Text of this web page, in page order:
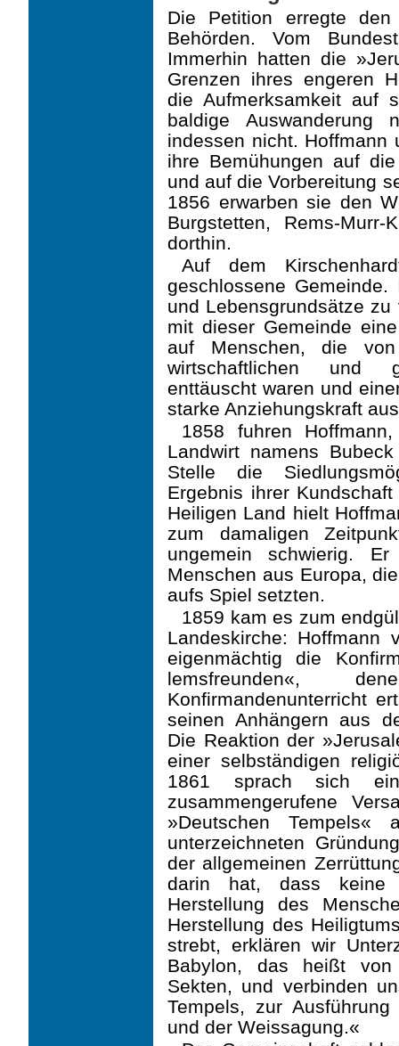
Die Petition erregte den
Behörden. Vom
Immerhin hatten die
Grenzen ihres engeren
die Aufmerksamkeit auf
baldige Auswanderung
indessen nicht. Hoffmann
ihre Bemühungen auf
und auf die Vorbereitung
1856 erwar­ben sie den
Burgstetten, Rems-
dorthin.
Auf dem
geschlossene
und Lebensgrundsätze
mit dieser Gemeinde
auf Menschen, die
wirtschaftlichen und
enttäuscht waren und
starke Anziehungskraft
1858 fuhren
Landwirt namens
Stelle die
Ergebnis ihrer
Heiligen Land hielt
zum damaligen
ungemein schwierig.
Menschen aus Europa,
aufs Spiel setzten.
1859 kam es zum
Landeskirche: Hoffmann
eigenmächtig die
lemsfreunden«,
Konfirmandenunterricht
seinen Anhängern aus
Die Reaktion der
einer selbständigen
1861 sprach sich
zusammengerufene
»Deutschen
unterzeichneten
der allgemeinen
darin hat, dass keine
Herstellung des
Herstellung des
strebt, erklären wir
Babylon, das heißt
Sekten, und verbinden
Tempels, zur
und der Weissagung.«